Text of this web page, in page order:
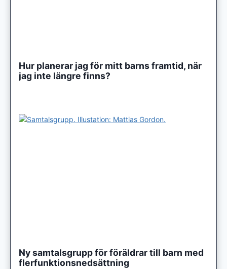
Hur planerar jag för mitt barns framtid, när
jag inte längre finns?
Ny samtalsgrupp för föräldrar till barn med
flerfunktionsnedsättning